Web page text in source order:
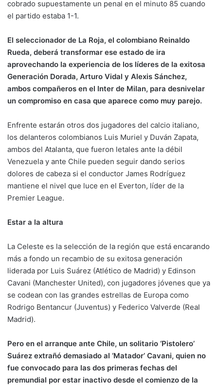
cobrado supuestamente un penal en el minuto 85 cuando
el partido estaba 1-1.
El seleccionador de La Roja, el colombiano Reinaldo
Rueda, deberá transformar ese estado de ira
aprovechando la experiencia de los líderes de la exitosa
Generación Dorada, Arturo Vidal y Alexis Sánchez,
ambos compañeros en el Inter de Milan, para desnivelar
un compromiso en casa que aparece como muy parejo.
Enfrente estarán otros dos jugadores del calcio italiano,
los delanteros colombianos Luis Muriel y Duván Zapata,
ambos del Atalanta, que fueron letales ante la débil
Venezuela y ante Chile pueden seguir dando serios
dolores de cabeza si el conductor James Rodríguez
mantiene el nivel que luce en el Everton, líder de la
Premier League.
Estar a la altura
La Celeste es la selección de la región que está encarando
más a fondo un recambio de su exitosa generación
liderada por Luis Suárez (Atlético de Madrid) y Edinson
Cavani (Manchester United), con jugadores jóvenes que ya
se codean con las grandes estrellas de Europa como
Rodrigo Bentancur (Juventus) y Federico Valverde (Real
Madrid).
Pero en el arranque ante Chile, un solitario ‘Pistolero’
Suárez extrañó demasiado al ‘Matador’ Cavani, quien no
fue convocado para las dos primeras fechas del
premundial por estar inactivo desde el comienzo de la